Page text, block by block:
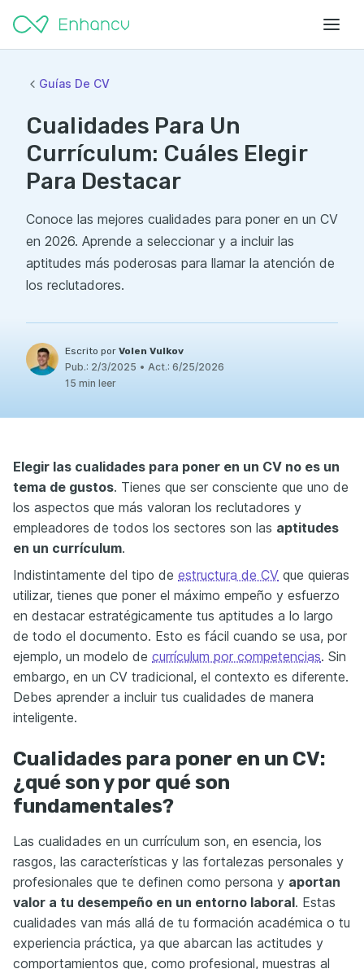
Guías De CV
Cualidades Para Un
Currículum: Cuáles Elegir
Para Destacar
Conoce las mejores cualidades para poner en un CV
en 2026. Aprende a seleccionar y a incluir las
aptitudes más poderosas para llamar la atención de
los reclutadores.
Escrito por Volen Vulkov
Pub.: 2/3/2025 • Act.: 6/25/2026
15 min leer
Elegir las cualidades para poner en un CV no es un
tema de gustos. Tienes que ser consciente que uno de
los aspectos que más valoran los reclutadores y
empleadores de todos los sectores son las aptitudes
en un currículum.
Indistintamente del tipo de estructura de CV que quieras
utilizar, tienes que poner el máximo empeño y esfuerzo
en destacar estratégicamente tus aptitudes a lo largo
de todo el documento. Esto es fácil cuando se usa, por
ejemplo, un modelo de currículum por competencias. Sin
embargo, en un CV tradicional, el contexto es diferente.
Debes aprender a incluir tus cualidades de manera
inteligente.
Cualidades para poner en un CV:
¿qué son y por qué son
fundamentales?
Las cualidades en un currículum son, en esencia, los
rasgos, las características y las fortalezas personales y
profesionales que te definen como persona y aportan
valor a tu desempeño en un entorno laboral. Estas
cualidades van más allá de tu formación académica o tu
experiencia práctica, ya que abarcan las actitudes y
comportamientos que, como profesional, muestras al